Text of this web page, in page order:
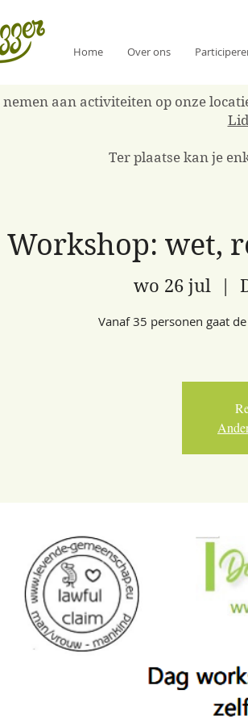
Home Over ons
nemen aan activiteiten op onze
Ter plaatse kan je
Workshop: wet,
wo 26 jul
  |
Vanaf 35 personen gaat